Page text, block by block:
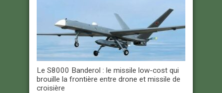
Le S8000 Banderol : le missile low-cost qui
brouille la frontière entre drone et missile de
croisière